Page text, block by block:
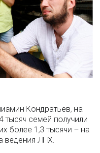
Кондратьев, на
тысяч семей получили
более 1,3 тысячи – на
ведения ЛПХ.